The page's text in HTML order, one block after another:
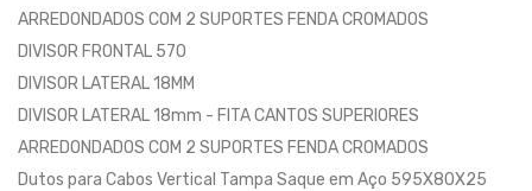
ARREDONDADOS COM 2 SUPORTES FENDA CROMADOS
DIVISOR FRONTAL 570
DIVISOR LATERAL 18MM
DIVISOR LATERAL 18mm - FITA CANTOS SUPERIORES
ARREDONDADOS COM 2 SUPORTES FENDA CROMADOS
Dutos para Cabos Vertical Tampa Saque em Aço 595X80X25